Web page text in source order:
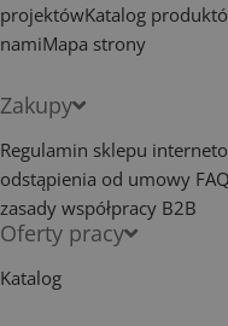
projektówKatalog
namiMapa strony
Zakupy
Regulamin sklepu
odstąpienia od umowy FAQ
zasady współpracy B2B
Oferty pracy
Katalog